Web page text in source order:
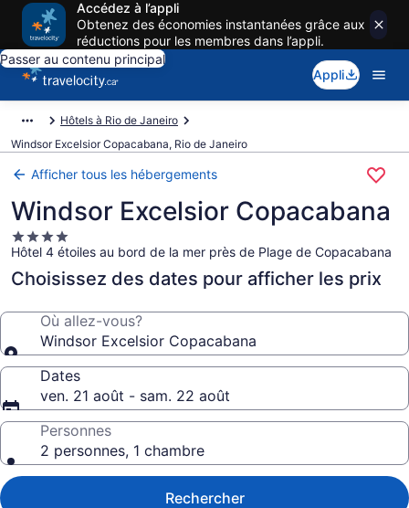
Accédez à l’appli
Obtenez des économies instantanées grâce aux
réductions pour les membres dans l’appli.
Passer au contenu principal
Appli
Hôtels à Rio de Janeiro
Windsor Excelsior Copacabana, Rio de Janeiro
Afficher tous les hébergements
Windsor Excelsior Copacabana
Hébergement
4.0 étoiles
Hôtel 4 étoiles au bord de la mer près de Plage de Copacabana
Choisissez des dates pour afficher les prix
Où allez-vous?
Windsor Excelsior Copacabana
Dates
ven. 21 août - sam. 22 août
Personnes
2 personnes, 1 chambre
Rechercher